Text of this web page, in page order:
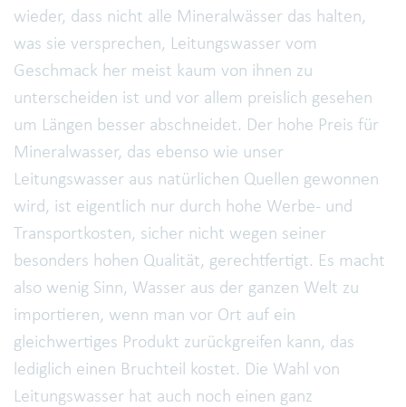
wieder, dass nicht alle Mineralwässer das halten,
was sie versprechen, Leitungswasser vom
Geschmack her meist kaum von ihnen zu
unterscheiden ist und vor allem preislich gesehen
um Längen besser abschneidet. Der hohe Preis für
Mineralwasser, das ebenso wie unser
Leitungswasser aus natürlichen Quellen gewonnen
wird, ist eigentlich nur durch hohe Werbe- und
Transportkosten, sicher nicht wegen seiner
besonders hohen Qualität, gerechtfertigt. Es macht
also wenig Sinn, Wasser aus der ganzen Welt zu
importieren, wenn man vor Ort auf ein
gleichwertiges Produkt zurückgreifen kann, das
lediglich einen Bruchteil kostet. Die Wahl von
Leitungswasser hat auch noch einen ganz